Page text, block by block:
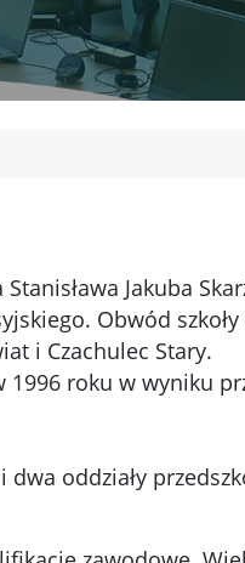
Jakuba
Obwód
i Czachulec Stary.
1996 roku w wyniku
oddziały